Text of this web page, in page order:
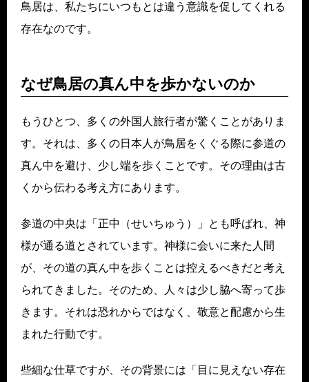
鳥居は、私たちにいつもとは違う意識を促してくれる
存在なのです。
なぜ鳥居の真ん中を歩かないのか
もうひとつ、多くの外国人旅行者が驚くことがありま
す。それは、多くの日本人が鳥居をくぐる際に参道の
真ん中を避け、少し端を歩くことです。その理由は古
くから伝わる考え方にあります。
参道の中央は「正中（せいちゅう）」とも呼ばれ、神
様が通る道とされています。神様に会いに来た人間
が、その道の真ん中を歩くことは控えるべきだと考え
られてきました。そのため、人々は少し脇へ寄って歩
きます。それは恐れからではなく、敬意と配慮から生
まれた行動です。
些細な仕草ですが、その背景には「目に見えない存在